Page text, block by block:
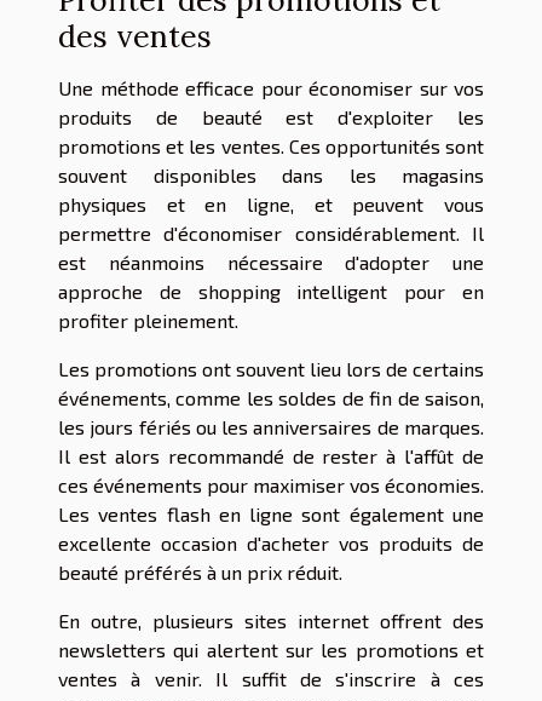
des ventes
Une méthode efficace pour économiser sur vos
produits de beauté est d'exploiter les
promotions et les ventes. Ces opportunités sont
souvent disponibles dans les magasins
physiques et en ligne, et peuvent vous
permettre d'économiser considérablement. Il
est néanmoins nécessaire d'adopter une
approche de shopping intelligent pour en
profiter pleinement.
Les promotions ont souvent lieu lors de certains
événements, comme les soldes de fin de saison,
les jours fériés ou les anniversaires de marques.
Il est alors recommandé de rester à l'affût de
ces événements pour maximiser vos économies.
Les ventes flash en ligne sont également une
excellente occasion d'acheter vos produits de
beauté préférés à un prix réduit.
En outre, plusieurs sites internet offrent des
newsletters qui alertent sur les promotions et
ventes à venir. Il suffit de s'inscrire à ces